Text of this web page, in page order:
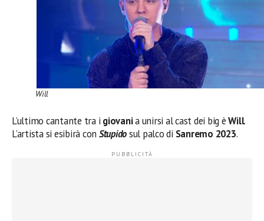
Will
L’ultimo cantante tra i giovania unirsi al cast dei big èWill.
L’artista si esibirà con Stupidosul palco di Sanremo 2023.